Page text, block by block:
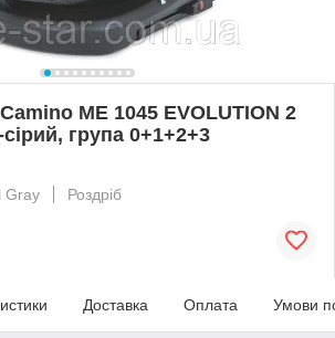
ME 1045 EVOLUTION 2
група 0+1+2+3
Gray
Роздріб
Доставка Оплата Умови